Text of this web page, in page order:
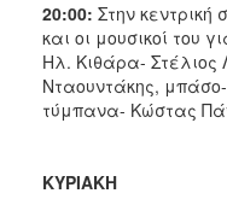
20:00: Στην
και οι μουσικοί του
Ηλ. Κιθάρα- Στέλιος
Νταουντάκης,
τύμπανα- Κώστας
ΚΥΡΙΑΚΗ